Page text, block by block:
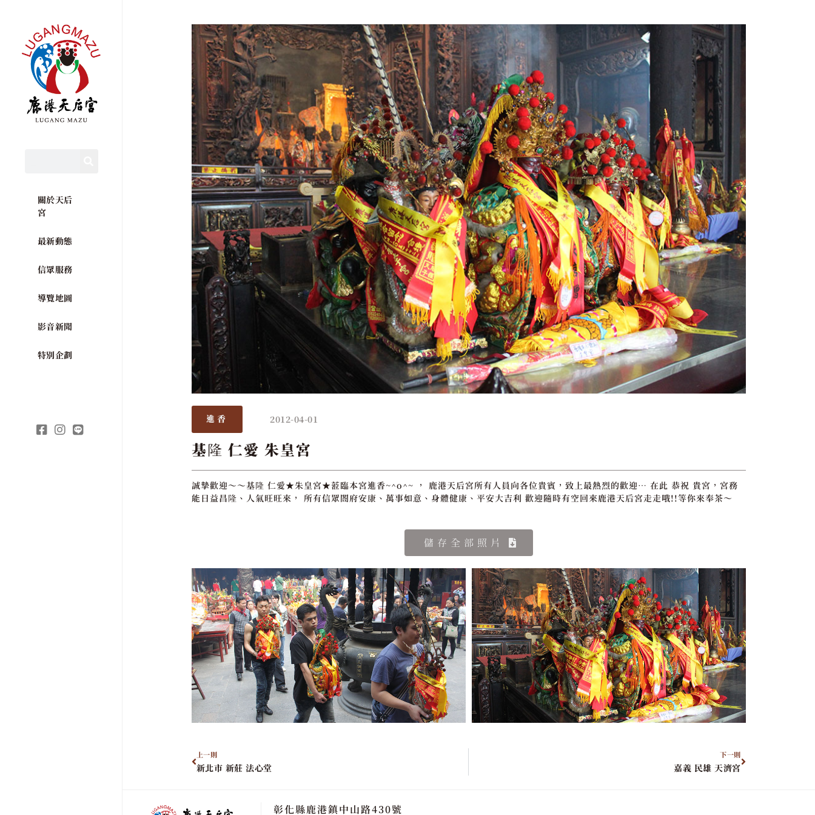
關於天后
宮
最新動態
信眾服務
導覽地圖
影音新聞
特別企劃
進香 2012-04-01
基隆 仁愛 朱皇宮
誠摯歡迎～～基隆 仁愛★朱皇宮★蒞臨本宮進香~^o^~ ， 鹿港天后宮所有人員向各位貴賓，致上最熱烈的歡迎… 在此 恭祝 貴宮，宮務
能日益昌隆、人氣旺旺來， 所有信眾閤府安康、萬事如意、身體健康、平安大吉利 歡迎隨時有空回來鹿港天后宮走走哦!!等你來奉茶～
儲存全部照片
上一則
新北市 新莊 法心堂
下一則
嘉義 民雄 天濟宮
彰化縣鹿港鎮中山路430號